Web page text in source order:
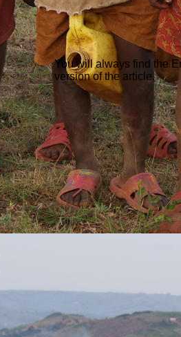
You will always find the
version of the article.